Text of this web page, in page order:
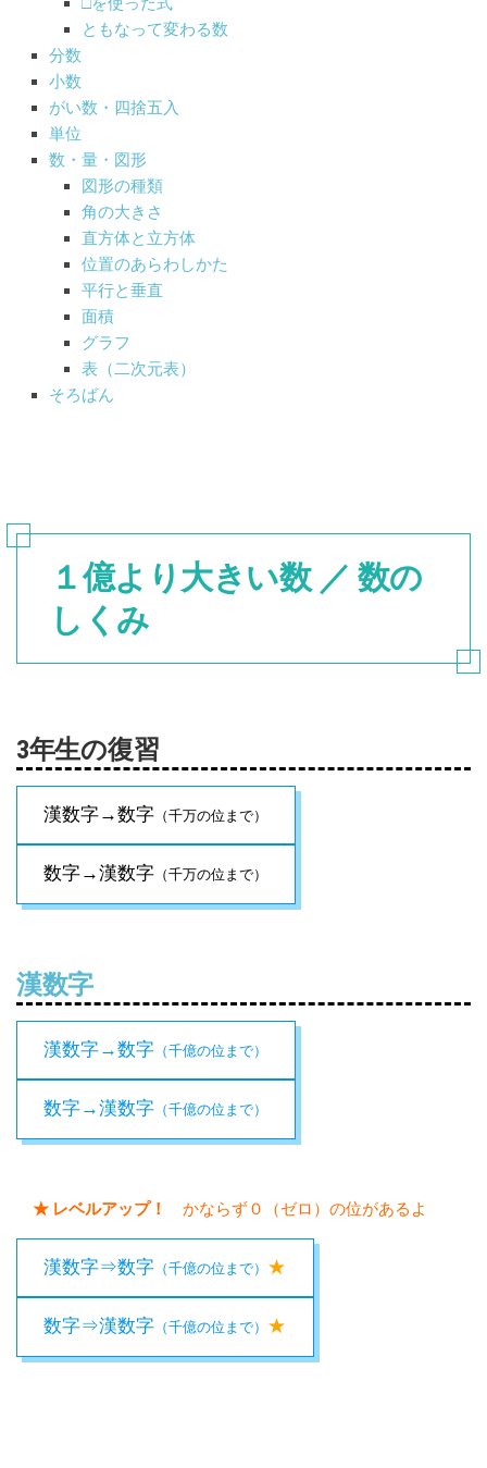
ともなって変わる数
分数
小数
がい数・四捨五入
単位
数・量・図形
図形の種類
角の大きさ
直方体と立方体
位置のあらわしかた
平行と垂直
面積
グラフ
表（二次元表）
そろばん
１億より大きい数 ／ 数の
しくみ
3年生の復習
漢数字→数字 （千万の位まで）
数字→漢数字 （千万の位まで）
漢数字
漢数字→数字 （千億の位まで）
数字→漢数字 （千億の位まで）
★ レベルアップ！ かならず０（ゼロ）の位があるよ
漢数字⇒数字 （千億の位まで） ★
数字⇒漢数字 （千億の位まで） ★